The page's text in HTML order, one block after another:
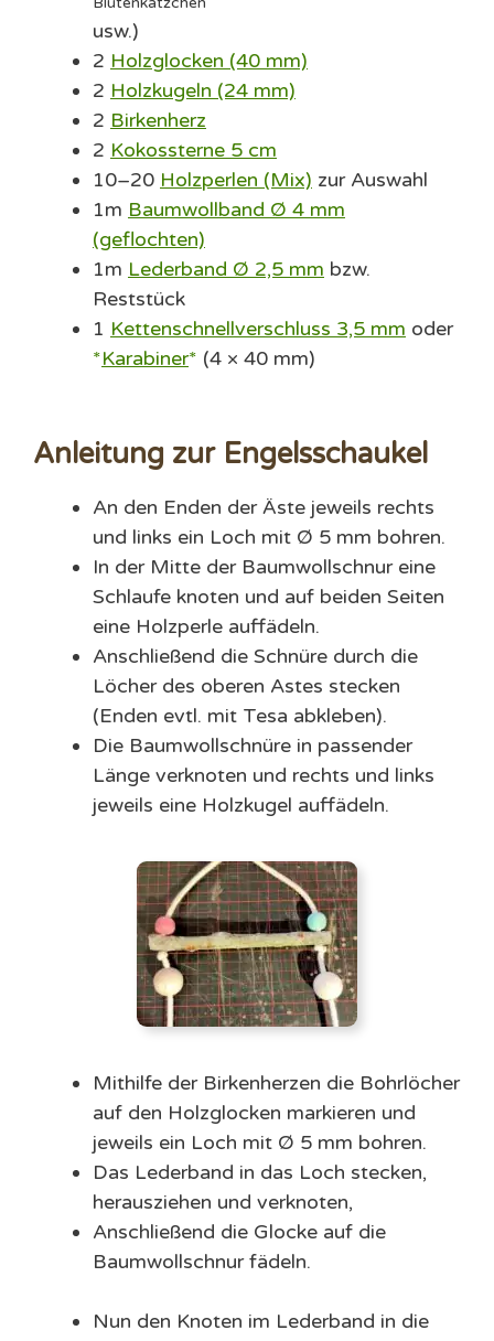
usw.)
2 Holzglocken (40 mm)
2 Holzkugeln (24 mm)
2 Birkenherz
2 Kokossterne 5 cm
10–20 Holzperlen (Mix) zur Auswahl
1m Baumwollband Ø 4 mm
(geflochten)
1m Lederband Ø 2,5 mm bzw.
Reststück
1 Kettenschnellverschluss 3,5 mm oder
Karabiner
(4 × 40 mm)
Anleitung zur Engelsschaukel
An den Enden der Äste jeweils rechts
und links ein Loch mit Ø 5 mm bohren.
In der Mitte der Baumwollschnur eine
Schlaufe knoten und auf beiden Seiten
eine Holzperle auffädeln.
Anschließend die Schnüre durch die
Löcher des oberen Astes stecken
(Enden evtl. mit Tesa abkleben).
Die Baumwollschnüre in passender
Länge verknoten und rechts und links
jeweils eine Holzkugel auffädeln.
Mithilfe der Birkenherzen die Bohrlöcher
auf den Holzglocken markieren und
jeweils ein Loch mit Ø 5 mm bohren.
Das Lederband in das Loch stecken,
herausziehen und verknoten,
Anschließend die Glocke auf die
Baumwollschnur fädeln.
Nun den Knoten im Lederband in die